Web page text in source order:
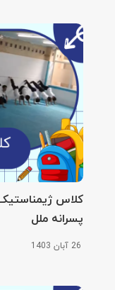
کلاس‌ ژیمناستیک
پسرانه ملل
26 آبان 1403